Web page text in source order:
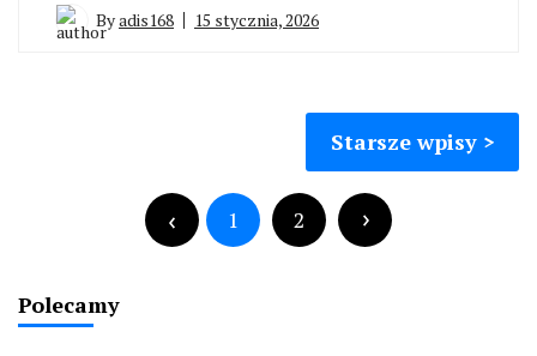
Byadis168 15 stycznia, 2026
Starsze wpisy
1 2
Polecamy